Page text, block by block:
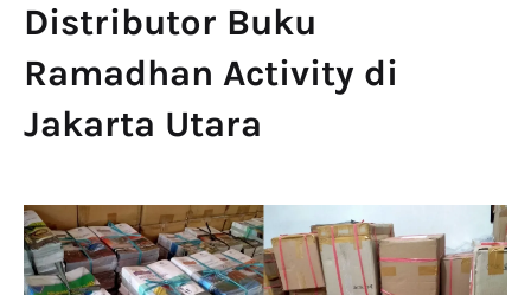
Distributor Buku
Ramadhan Activity di
Jakarta Utara